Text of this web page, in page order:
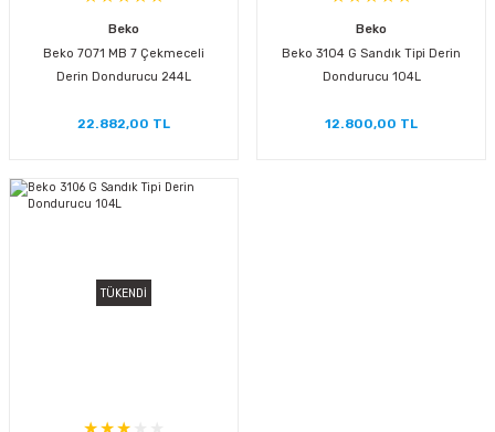
Beko
Beko 7071 MB 7 Çekmeceli
Derin Dondurucu 244L
22.882,00 TL
Beko
Beko 3104 G Sandık Tipi Derin
Dondurucu 104L
12.800,00 TL
TÜKENDİ